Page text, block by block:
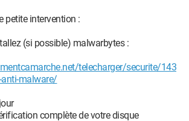
petite intervention :
(si possible) malwarbytes :
telecharger/securite/143
malware/
complète de votre disque